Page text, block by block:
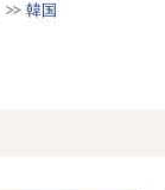
韓国